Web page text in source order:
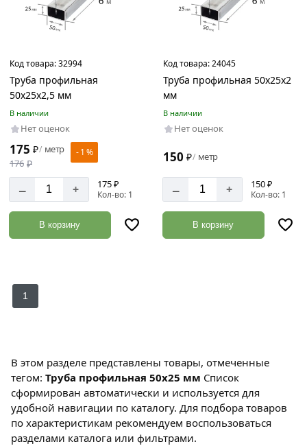
1.5
мм
2.5
мм
3
мм
Код товара:32994
Труба профильная
50х25х2,5 мм
В наличии
Нет оценок
175 ₽/ метр
176 ₽
- 1 %
– + 175 ₽
Кол-во: 1
В корзину
Код товара:24045
Труба профильная 50х25х2
мм
В наличии
Нет оценок
150 ₽/ метр
– + 150 ₽
Кол-во: 1
В корзину
1
В этом разделе представлены товары, отмеченные
тегом: Труба профильная 50x25 мм Список
сформирован автоматически и используется для
удобной навигации по каталогу. Для подбора товаров
по характеристикам рекомендуем воспользоваться
разделами каталога или фильтрами.